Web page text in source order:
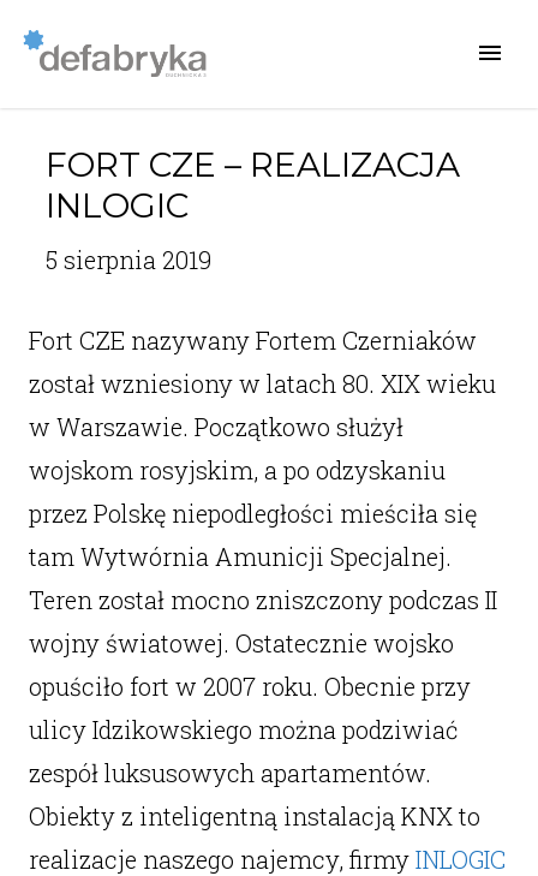
FORT CZE – REALIZACJA
INLOGIC
5 sierpnia 2019
Fort CZE nazywany Fortem Czerniaków
został wzniesiony w latach 80. XIX wieku
w Warszawie. Początkowo służył
wojskom rosyjskim, a po odzyskaniu
przez Polskę niepodległości mieściła się
tam Wytwórnia Amunicji Specjalnej.
Teren został mocno zniszczony podczas II
wojny światowej. Ostatecznie wojsko
opuściło fort w 2007 roku. Obecnie przy
ulicy Idzikowskiego można podziwiać
zespół luksusowych apartamentów.
Obiekty z inteligentną instalacją KNX to
realizacje naszego najemcy, firmyINLOGIC